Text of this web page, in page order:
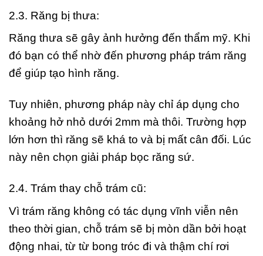
2.3. Răng bị thưa:
Răng thưa sẽ gây ảnh hưởng đến thẩm mỹ. Khi
đó bạn có thể nhờ đến phương pháp trám răng
để giúp tạo hình răng.
Tuy nhiên, phương pháp này chỉ áp dụng cho
khoảng hở nhỏ dưới 2mm mà thôi. Trường hợp
lớn hơn thì răng sẽ khá to và bị mất cân đối. Lúc
này nên chọn giải pháp bọc răng sứ.
2.4. Trám thay chỗ trám cũ:
Vì trám răng không có tác dụng vĩnh viễn nên
theo thời gian, chỗ trám sẽ bị mòn dần bởi hoạt
động nhai, từ từ bong tróc đi và thậm chí rơi